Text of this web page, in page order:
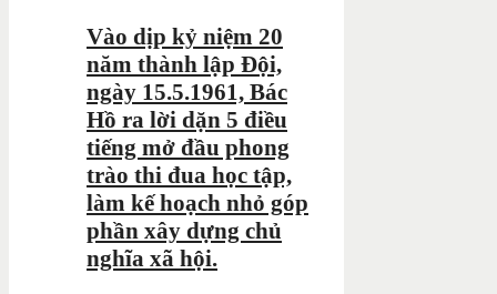
Vào dịp kỷ niệm 20
năm thành lập Đội,
ngày 15.5.1961, Bác
Hồ ra lời dặn 5 điều
tiếng mở đầu phong
trào thi đua học tập,
làm kế hoạch nhỏ góp
phần xây dựng chủ
nghĩa xã hội.